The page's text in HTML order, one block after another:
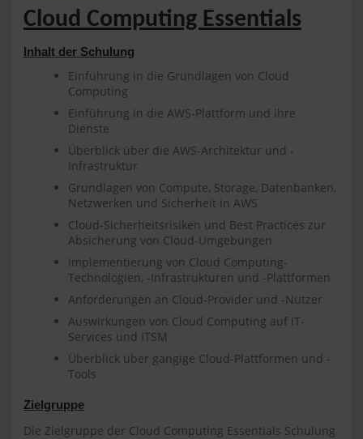
Cloud Computing Essentials
Inhalt der Schulung
Einführung in die Grundlagen von Cloud
Computing
Einführung in die AWS-Plattform und ihre
Dienste
Überblick über die AWS-Architektur und -
Infrastruktur
Grundlagen von Compute, Storage, Datenbanken,
Netzwerken und Sicherheit in AWS
Cloud-Sicherheitsrisiken und Best Practices zur
Absicherung von Cloud-Umgebungen
Implementierung von Cloud Computing-
Technologien, -Infrastrukturen und -Plattformen
Anforderungen an Cloud-Provider und -Nutzer
Auswirkungen von Cloud Computing auf IT-
Services und ITSM
Überblick über gängige Cloud-Plattformen und -
Tools
Zielgruppe
Die Zielgruppe der Cloud Computing Essentials Schulung